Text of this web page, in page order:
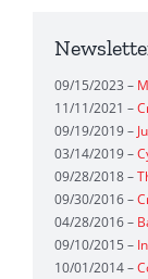
09/15/2023 –
11/11/2021 –
09/19/2019 –
03/14/2019 –
09/28/2018 –
09/30/2016 –
04/28/2016 –
09/10/2015 –
10/01/2014 –